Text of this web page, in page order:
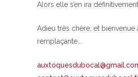
Alors elle s’en ira
Adieu très chère, et bienvenue
remplaçante…